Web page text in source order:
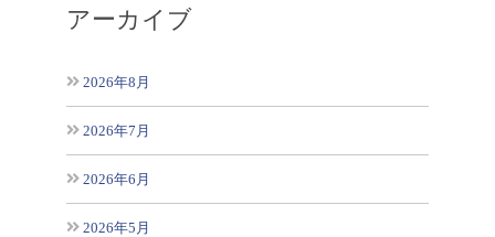
アーカイブ
2026年8月
2026年7月
2026年6月
2026年5月